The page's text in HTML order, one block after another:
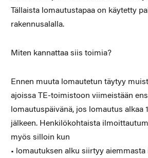
Tällaista lomautustapaa on käytetty
rakennusalalla.
Miten kannattaa siis toimia?
Ennen muuta lomautetun täytyy
ajoissa TE-toimistoon viimeistään
lomautuspäivänä, jos lomautus alkaa
jälkeen. Henkilökohtaista
myös silloin kun
• lomautuksen alku siirtyy